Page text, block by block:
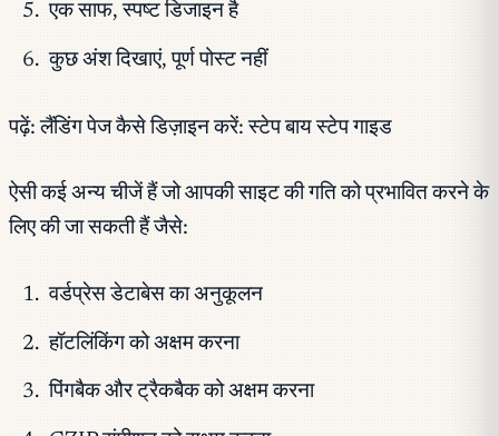
एक साफ, स्पष्ट डिजाइन है
कुछ अंश दिखाएं, पूर्ण पोस्ट नहीं
पढ़ें: लैंडिंग पेज कैसे डिज़ाइन करें: स्टेप बाय स्टेप गाइड
ऐसी कई अन्य चीजें हैं जो आपकी साइट की गति को प्रभावित करने के
लिए की जा सकती हैं जैसे:
वर्डप्रेस डेटाबेस का अनुकूलन
हॉटलिंकिंग को अक्षम करना
पिंगबैक और ट्रैकबैक को अक्षम करना